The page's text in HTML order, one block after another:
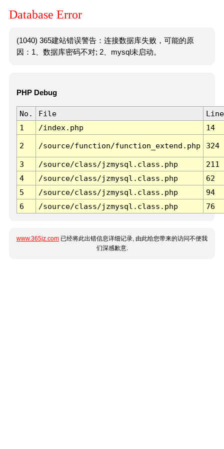
Database Error
(1040) 365建站错误警告：连接数据库失败，可能的原
因：1、数据库密码不对; 2、mysql未启动。
PHP Debug
No. File
Line
1
/index.php 14
2 /source/function/function_extend.php 324
3 /source/class/jzmysql.class.php
211
4
/source/class/jzmysql.class.php
62
5
/source/class/jzmysql.class.php
94
6
/source/class/jzmysql.class.php 76
www.365jz.com 已经将此出错信息详细记录, 由此给您带来的访问不便我
们深感歉意.